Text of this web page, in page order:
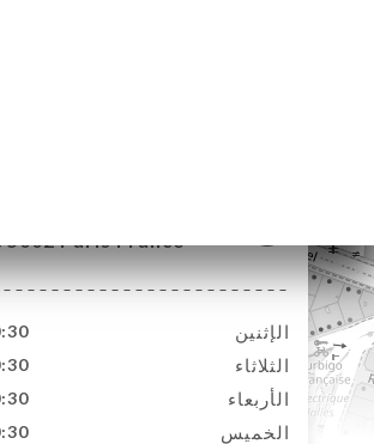
Paris France
الإثنين
الثلاثاء
الأربعاء
الخميس